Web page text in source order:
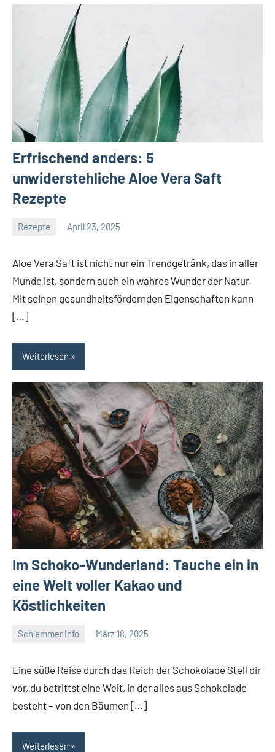
Erfrischend anders: 5
unwiderstehliche Aloe Vera Saft
Rezepte
Rezepte April 23, 2025
Aloe Vera Saft ist nicht nur ein Trendgetränk, das in aller
Munde ist, sondern auch ein wahres Wunder der Natur.
Mit seinen gesundheitsfördernden Eigenschaften kann
[…]
Weiterlesen
Im Schoko-Wunderland: Tauche ein in
eine Welt voller Kakao und
Köstlichkeiten
Schlemmer Info März 18, 2025
Eine süße Reise durch das Reich der Schokolade Stell dir
vor, du betrittst eine Welt, in der alles aus Schokolade
besteht – von den Bäumen […]
Weiterlesen